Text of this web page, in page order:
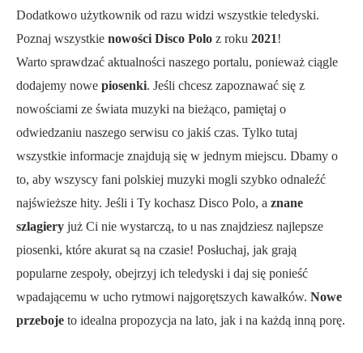
Dodatkowo użytkownik od razu widzi wszystkie teledyski.
Poznaj wszystkie nowości Disco Polo z roku 2021!
Warto sprawdzać aktualności naszego portalu, ponieważ ciągle
dodajemy nowe piosenki. Jeśli chcesz zapoznawać się z
nowościami ze świata muzyki na bieżąco, pamiętaj o
odwiedzaniu naszego serwisu co jakiś czas. Tylko tutaj
wszystkie informacje znajdują się w jednym miejscu. Dbamy o
to, aby wszyscy fani polskiej muzyki mogli szybko odnaleźć
najświeższe hity. Jeśli i Ty kochasz Disco Polo, a znane
szlagiery już Ci nie wystarczą, to u nas znajdziesz najlepsze
piosenki, które akurat są na czasie! Posłuchaj, jak grają
popularne zespoły, obejrzyj ich teledyski i daj się ponieść
wpadającemu w ucho rytmowi najgorętszych kawałków. Nowe
przeboje to idealna propozycja na lato, jak i na każdą inną porę.